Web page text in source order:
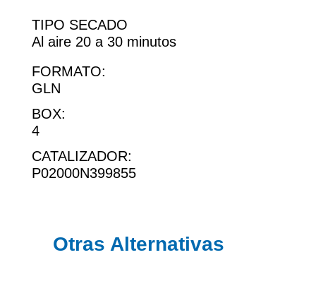
TIPO SECADO
Al aire 20 a 30 minutos
FORMATO:
GLN
BOX:
4
CATALIZADOR:
P02000N399855
Otras Alternativas